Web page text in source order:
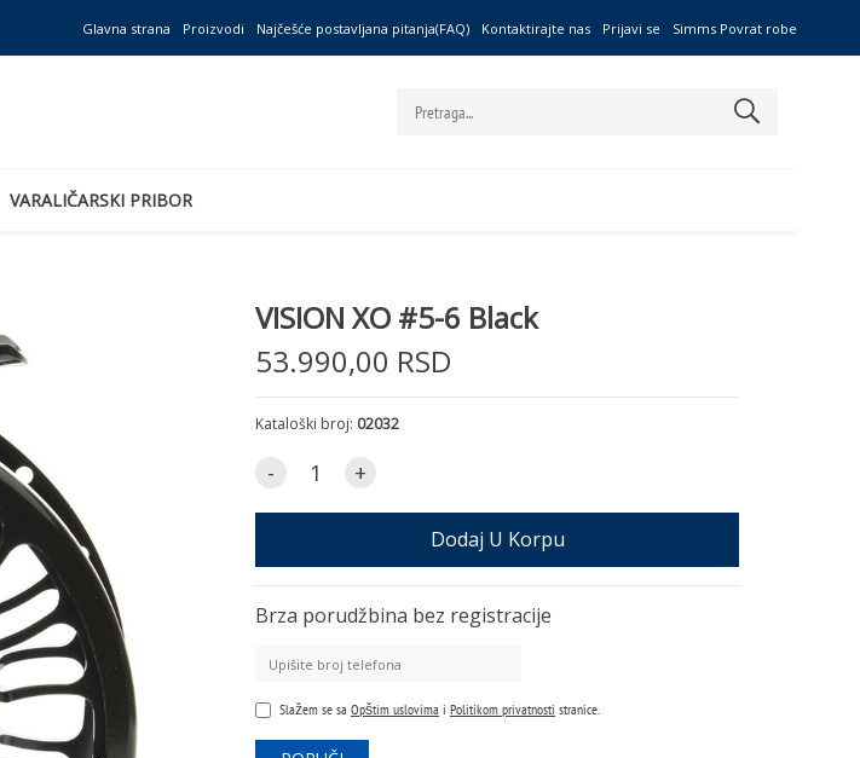
Glavna strana Proizvodi Najčešće postavljana pitanja(FAQ) Kontaktirajte nas Prijavi se Simms Povrat robe
VARALIČARSKI PRIBOR
VISION XO #5-6 Black
53.990,00 RSD
Kataloški broj: 02032
- +
Dodaj U Korpu
Brza porudžbina bez registracije
Slažem se sa Opštim uslovima i Politikom privatnosti stranice.